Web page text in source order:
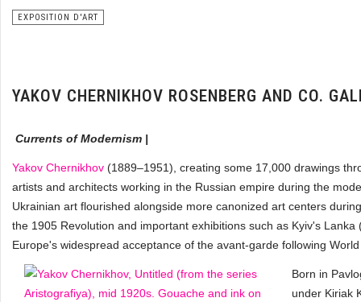
EXPOSITION D'ART
YAKOV CHERNIKHOV ROSENBERG AND CO.
Currents of Modernism |
Yakov Chernikhov (1889–1951), creating some 17,000 drawings
artists and architects working in the Russian empire during the
Ukrainian art flourished alongside more canonized art centers
the 1905 Revolution and important exhibitions such as Kyiv's
Europe's widespread acceptance of the avant-garde following
Born in
under Kiriak